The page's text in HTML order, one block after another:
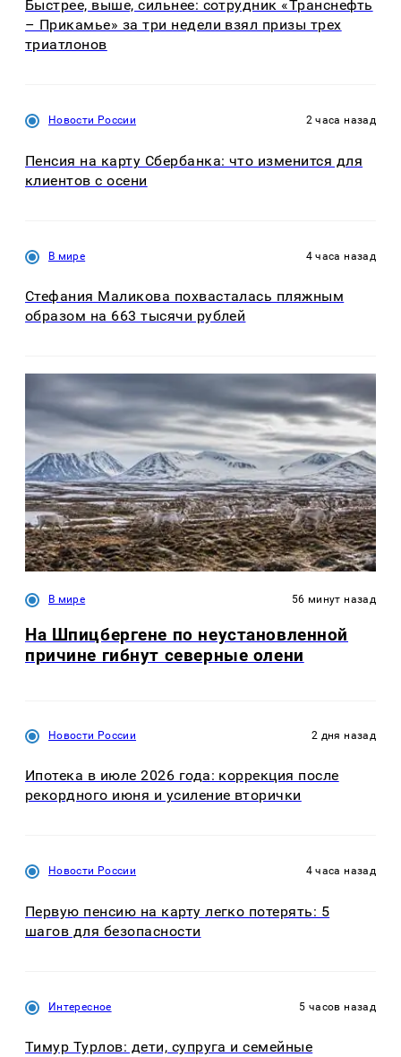
Быстрее, выше, сильнее: сотрудник «Транснефть
– Прикамье» за три недели взял призы трех
триатлонов
Новости России 2 часа назад
Пенсия на карту Сбербанка: что изменится для
клиентов с осени
В мире 4 часа назад
Стефания Маликова похвасталась пляжным
образом на 663 тысячи рублей
В мире 56 минут назад
На Шпицбергене по неустановленной
причине гибнут северные олени
Новости России 2 дня назад
Ипотека в июле 2026 года: коррекция после
рекордного июня и усиление вторички
Новости России 4 часа назад
Первую пенсию на карту легко потерять: 5
шагов для безопасности
Интересное 5 часов назад
Тимур Турлов: дети, супруга и семейные